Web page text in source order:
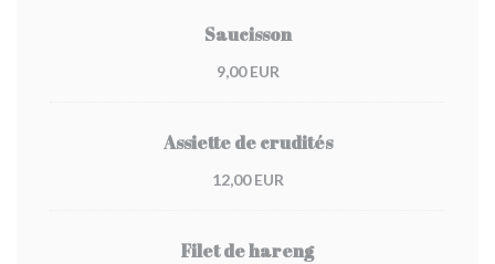
Saucisson
9,00 EUR
Assiette de crudités
12,00 EUR
Filet de hareng